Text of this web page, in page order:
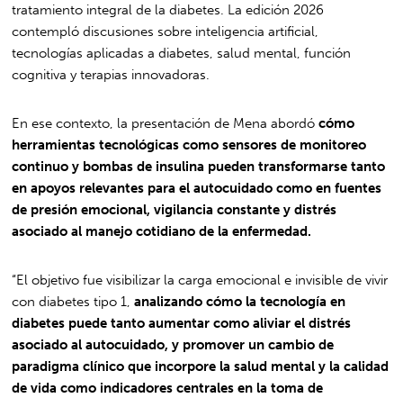
tratamiento integral de la diabetes. La edición 2026
contempló discusiones sobre inteligencia artificial,
tecnologías aplicadas a diabetes, salud mental, función
cognitiva y terapias innovadoras.
En ese contexto, la presentación de Mena abordócómo
herramientas tecnológicas como sensores de monitoreo
continuo y bombas de insulina pueden transformarse tanto
en apoyos relevantes para el autocuidado como en fuentes
de presión emocional, vigilancia constante y distrés
asociado al manejo cotidiano de la enfermedad.
“El objetivo fue visibilizar la carga emocional e invisible de vivir
con diabetes tipo 1, analizando cómo la tecnología en
diabetes puede tanto aumentar como aliviar el distrés
asociado al autocuidado, y promover un cambio de
paradigma clínico que incorpore la salud mental y la calidad
de vida como indicadores centrales en la toma de